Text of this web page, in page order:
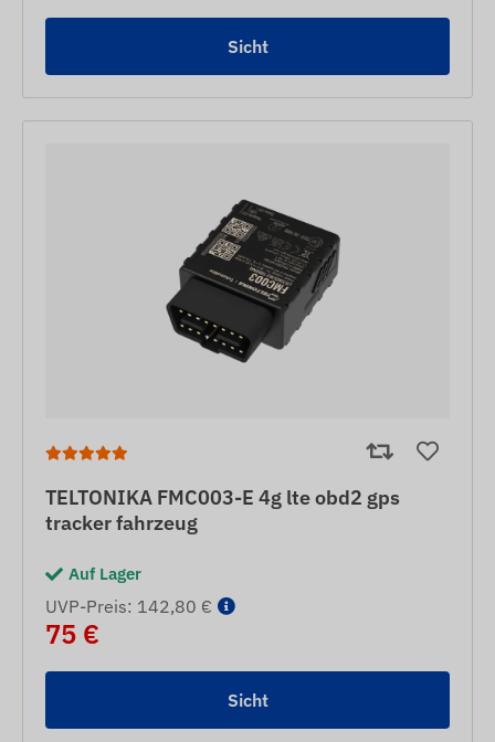
Sicht
TELTONIKA FMC003-E 4g lte obd2 gps
tracker fahrzeug
Auf Lager
UVP-Preis: 142,80 €
75 €
Sicht